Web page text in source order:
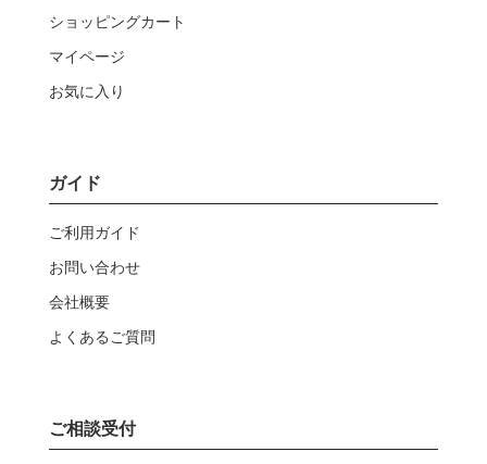
ショッピングカート
マイページ
お気に入り
ガイド
ご利用ガイド
お問い合わせ
会社概要
よくあるご質問
ご相談受付